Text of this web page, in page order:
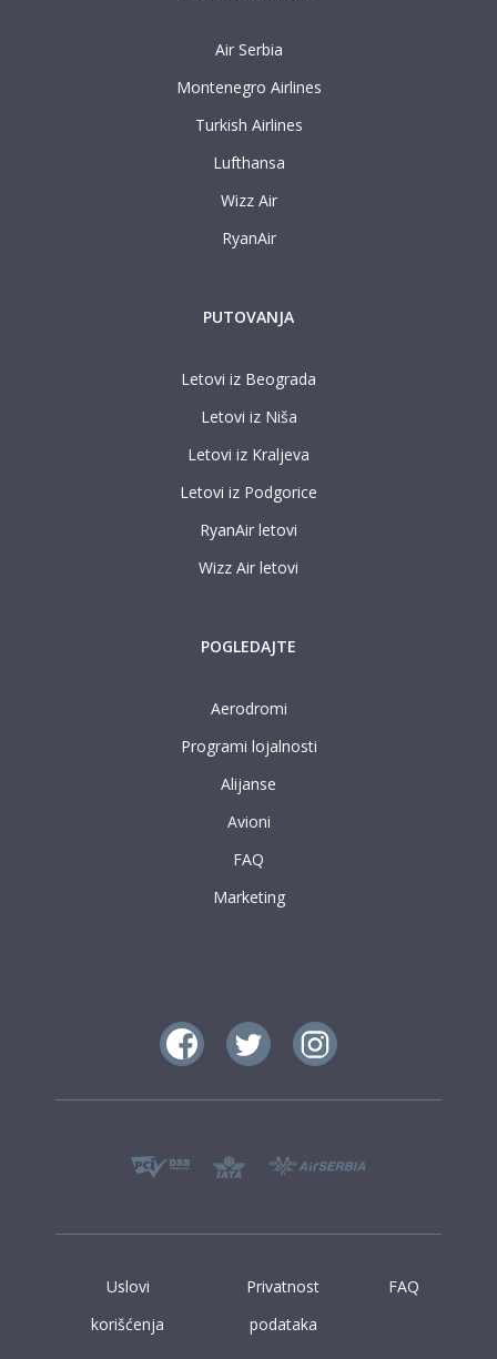
Air Serbia
Montenegro Airlines
Turkish Airlines
Lufthansa
Wizz Air
RyanAir
PUTOVANJA
Letovi iz Beograda
Letovi iz Niša
Letovi iz Kraljeva
Letovi iz Podgorice
RyanAir letovi
Wizz Air letovi
POGLEDAJTE
Aerodromi
Programi lojalnosti
Alijanse
Avioni
FAQ
Marketing
Uslovi
korišćenja
Privatnost
podataka
FAQ